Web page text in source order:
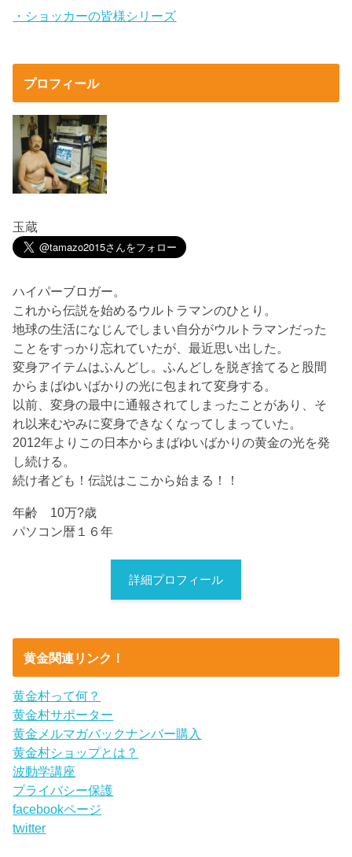
・ショッカーの皆様シリーズ
プロフィール
玉蔵
ハイパーブロガー。
これから伝説を始めるウルトラマンのひとり。
地球の生活になじんでしまい自分がウルトラマンだった
ことをすっかり忘れていたが、最近思い出した。
変身アイテムはふんどし。ふんどしを脱ぎ捨てると股間
からまばゆいばかりの光に包まれて変身する。
以前、変身の最中に通報されてしまったことがあり、そ
れ以来むやみに変身できなくなってしまっていた。
2012年よりこの日本からまばゆいばかりの黄金の光を発
し続ける。
続け者ども！伝説はここから始まる！！
年齢 10万?歳
パソコン暦１６年
詳細プロフィール
黄金関連リンク！
黄金村って何？
黄金村サポーター
黄金メルマガバックナンバー購入
黄金村ショップとは？
波動学講座
プライバシー保護
facebookページ
twitter